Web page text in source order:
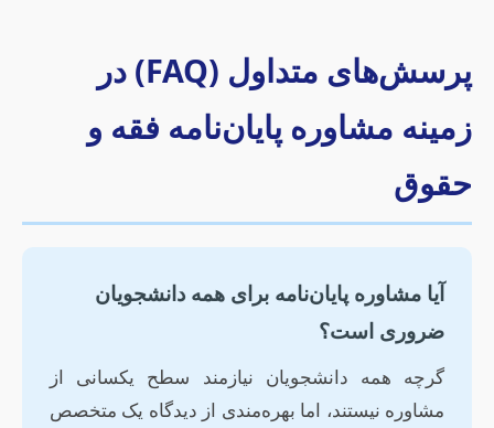
پرسش‌های متداول (FAQ) در
زمینه مشاوره پایان‌نامه فقه و
حقوق
آیا مشاوره پایان‌نامه برای همه دانشجویان
ضروری است؟
گرچه همه دانشجویان نیازمند سطح یکسانی از
مشاوره نیستند، اما بهره‌مندی از دیدگاه یک متخصص